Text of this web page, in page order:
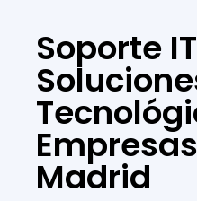
Soporte
Madrid